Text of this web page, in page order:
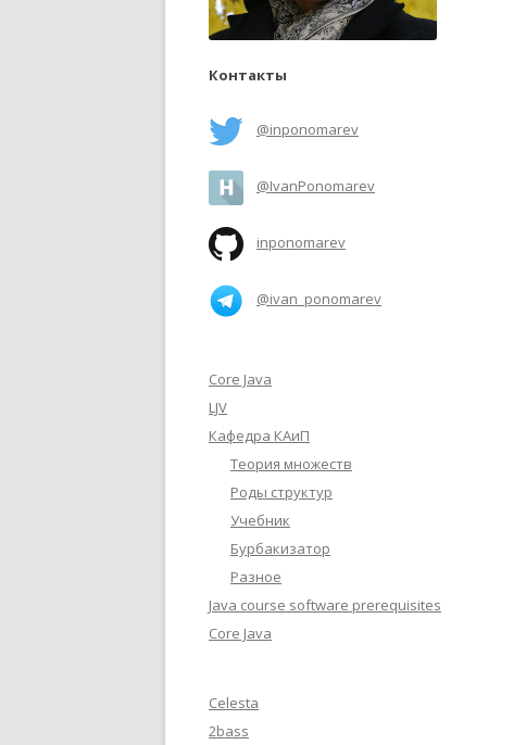
Контакты
@inponomarev
@IvanPonomarev
inponomarev
@ivan_ponomarev
Core Java
LJV
Кафедра КАиП
Теория множеств
Роды структур
Учебник
Бурбакизатор
Разное
Java course software prerequisites
Core Java
Celesta
2bass